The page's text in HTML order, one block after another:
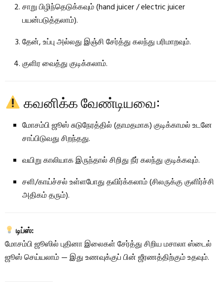
சாறு பிழிந்தெடுக்கவும் (hand juicer / electric juicer
பயன்படுத்தலாம்).
தேன், உப்பு அல்லது இஞ்சி சேர்த்து கலந்து பரிமாறவும்.
குளிர வைத்து குடிக்கலாம்.
கவனிக்க வேண்டியவை:
மோசம்பி ஜூஸ் சுடுநேரத்தில் (தாமதமாக) குடிக்காமல் உடனே
சாப்பிடுவது சிறந்தது.
வயிறு காலியாக இருந்தால் சிறிது நீர் கலந்து குடிக்கவும்.
சளி/காய்ச்சல் உள்ளபோது தவிர்க்கலாம் (சிலருக்கு குளிர்ச்சி
அதிகம் தரும்).
டிப்ஸ்:
மோசம்பி ஜூஸில் புதினா இலைகள் சேர்த்து சிறிய மசாலா ஸ்டைல்
ஜூஸ் செய்யலாம் — இது உணவுக்குப் பின் ஜீரணத்திற்கும் உதவும்.